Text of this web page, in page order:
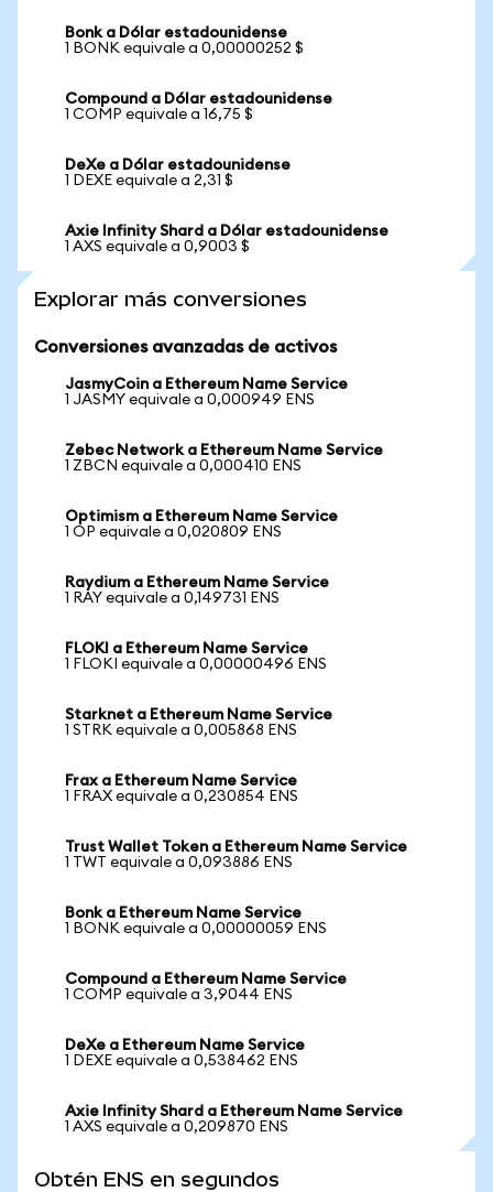
Bonk a Dólar estadounidense
1 BONK equivale a 0,00000252 $
Compound a Dólar estadounidense
1 COMP equivale a 16,75 $
DeXe a Dólar estadounidense
1 DEXE equivale a 2,31 $
Axie Infinity Shard a Dólar estadounidense
1 AXS equivale a 0,9003 $
Explorar más conversiones
Conversiones avanzadas de activos
JasmyCoin a Ethereum Name Service
1 JASMY equivale a 0,000949 ENS
Zebec Network a Ethereum Name Service
1 ZBCN equivale a 0,000410 ENS
Optimism a Ethereum Name Service
1 OP equivale a 0,020809 ENS
Raydium a Ethereum Name Service
1 RAY equivale a 0,149731 ENS
FLOKI a Ethereum Name Service
1 FLOKI equivale a 0,00000496 ENS
Starknet a Ethereum Name Service
1 STRK equivale a 0,005868 ENS
Frax a Ethereum Name Service
1 FRAX equivale a 0,230854 ENS
Trust Wallet Token a Ethereum Name Service
1 TWT equivale a 0,093886 ENS
Bonk a Ethereum Name Service
1 BONK equivale a 0,00000059 ENS
Compound a Ethereum Name Service
1 COMP equivale a 3,9044 ENS
DeXe a Ethereum Name Service
1 DEXE equivale a 0,538462 ENS
Axie Infinity Shard a Ethereum Name Service
1 AXS equivale a 0,209870 ENS
Obtén ENS en segundos